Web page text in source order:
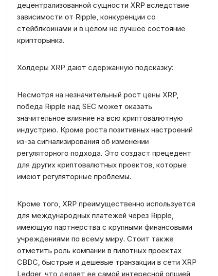
децентрализованной сущности XRP вследствие
зависимости от Ripple, конкуренции со
стейблкоинами и в целом не лучшее состояние
крипторынка.
Холдеры XRP дают сдержанную подсказку:
Несмотря на незначительный рост цены XRP,
победа Ripple над SEC может оказать
значительное влияние на всю криптовалютную
индустрию. Кроме роста позитивных настроений
из-за сигнализирования об изменении
регуляторного подхода. Это создаст прецедент
для других криптовалютных проектов, которые
имеют регуляторные проблемы.
Кроме того, XRP преимущественно используется
для международных платежей через Ripple,
имеющую партнерства с крупными финансовыми
учреждениями по всему миру. Стоит также
отметить роль компании в пилотных проектах
CBDC, быстрые и дешевые транзакции в сети XRP
Ledger, что делает ее самой интересной опцией